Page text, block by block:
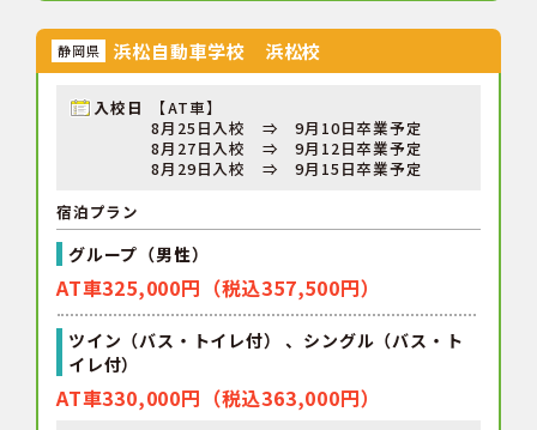
静岡県 浜松自動車学校 浜松校
入校日
【AT車】
8月25日入校 ⇒ 9月10日卒業予定
8月27日入校 ⇒ 9月12日卒業予定
8月29日入校 ⇒ 9月15日卒業予定
宿泊プラン
グループ（男性）
AT車325,000円（税込357,500円）
ツイン（バス・トイレ付） 、シングル（バス・ト
イレ付）
AT車330,000円（税込363,000円）